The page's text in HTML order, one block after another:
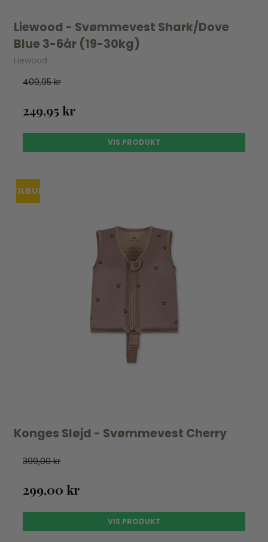
Liewood - Svømmevest Shark/Dove
Blue 3-6år (19-30kg)
Liewood
409,95 kr
249,95 kr
VIS PRODUKT
TILBUD
Konges Sløjd - Svømmevest Cherry
399,00 kr
299,00 kr
VIS PRODUKT